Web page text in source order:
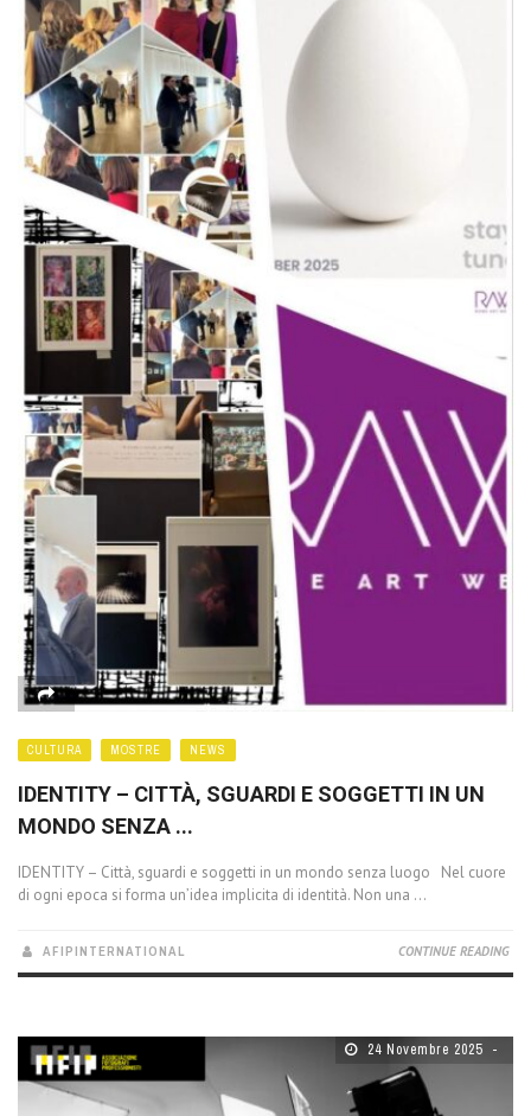
CULTURA MOSTRE NEWS
IDENTITY – CITTÀ, SGUARDI E SOGGETTI IN UN
MONDO SENZA ...
IDENTITY – Città, sguardi e soggetti in un mondo senza luogo Nel cuore
di ogni epoca si forma un’idea implicita di identità. Non una ...
AFIPINTERNATIONAL CONTINUE READING
24 Novembre 2025